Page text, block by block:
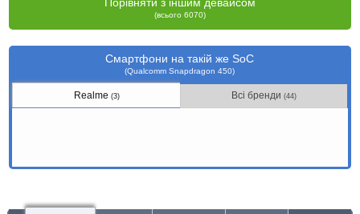
(всього 6070)
Смартфони на такій же SoC
(Qualcomm Snapdragon 450)
Realme (3) Всі бренди(44)